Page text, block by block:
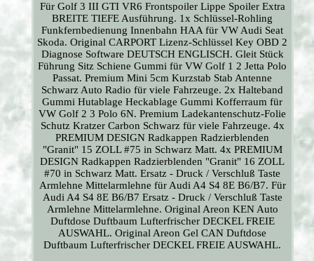
Für Golf 3 III GTI VR6 Frontspoiler Lippe Spoiler Extra
BREITE TIEFE Ausführung. 1x Schlüssel-Rohling
Funkfernbedienung Innenbahn HAA für VW Audi Seat
Skoda. Original CARPORT Lizenz-Schlüssel Key OBD 2
Diagnose Software DEUTSCH ENGLISCH. Gleit Stück
Führung Sitz Schiene Gummi für VW Golf 1 2 Jetta Polo
Passat. Premium Mini 5cm Kurzstab Stab Antenne
Schwarz Auto Radio für viele Fahrzeuge. 2x Halteband
Gummi Hutablage Heckablage Gummi Kofferraum für
VW Golf 2 3 Polo 6N. Premium Ladekantenschutz-Folie
Schutz Kratzer Carbon Schwarz für viele Fahrzeuge. 4x
PREMIUM DESIGN Radkappen Radzierblenden
"Granit" 15 ZOLL #75 in Schwarz Matt. 4x PREMIUM
DESIGN Radkappen Radzierblenden "Granit" 16 ZOLL
#70 in Schwarz Matt. Ersatz - Druck / Verschluß Taste
Armlehne Mittelarmlehne für Audi A4 S4 8E B6/B7. Für
Audi A4 S4 8E B6/B7 Ersatz - Druck / Verschluß Taste
Armlehne Mittelarmlehne. Original Areon KEN Auto
Duftdose Duftbaum Lufterfrischer DECKEL FREIE
AUSWAHL. Original Areon Gel CAN Duftdose
Duftbaum Lufterfrischer DECKEL FREIE AUSWAHL.